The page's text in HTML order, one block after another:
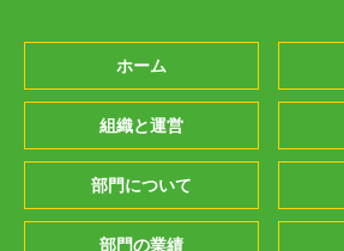
ホーム
組織と運営
部門について
部門の業績